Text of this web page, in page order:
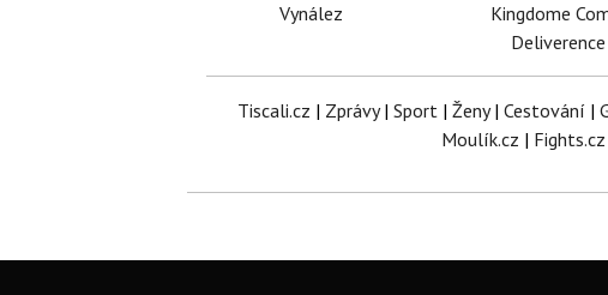
Vynález
Kingdome
Deliverence
Tiscali.cz | Zprávy| Sport| Ženy| Cestování |
Moulík.cz | Fights.cz